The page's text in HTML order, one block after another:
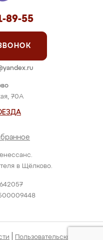
в Щёлково.
70А
89-55
Пользовательское